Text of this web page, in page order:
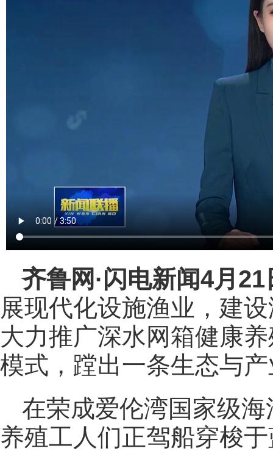
齐鲁网 ·闪电新闻4月
展现代化设施渔业，建
大力推广深水网箱健康
模式，蹚出一条生态与
在荣成爱伦湾国家级
养殖工人们正驾船穿梭于